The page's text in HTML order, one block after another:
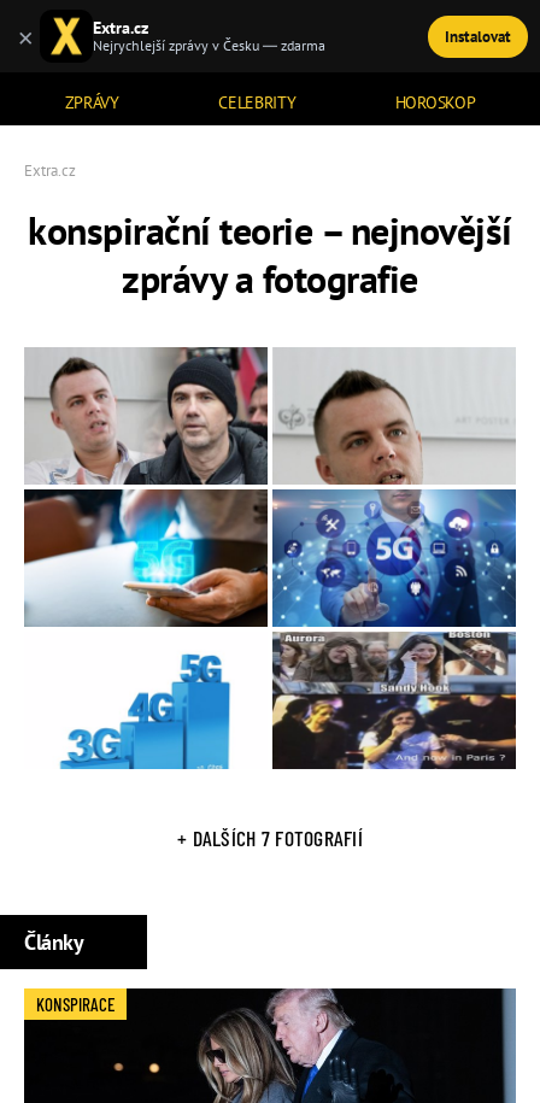
ZPRÁVY CELEBRITY HOROSKOP
TÉMATA
Extra.cz
konspirační teorie – nejnovější
zprávy a fotografie
+ DALŠÍCH 7 FOTOGRAFIÍ
Články
KONSPIRACE
× Extra.cz
Nejrychlejší zprávy v Česku — zdarma Instalovat